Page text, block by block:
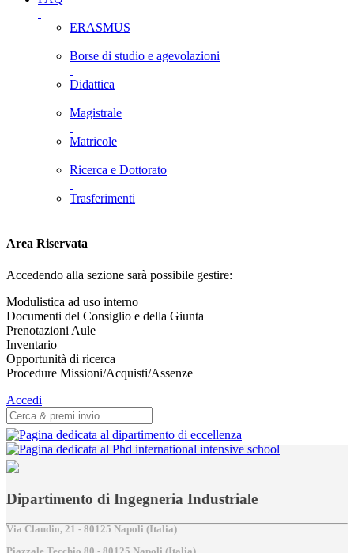
ERASMUS
Borse di studio e agevolazioni
Didattica
Magistrale
Matricole
Ricerca e Dottorato
Trasferimenti
Area Riservata
Accedendo alla sezione sarà possibile gestire:
Modulistica ad uso interno
Documenti del Consiglio e della Giunta
Prenotazioni Aule
Inventario
Opportunità di ricerca
Procedure Missioni/Acquisti/Assenze
Accedi
Dipartimento di Ingegneria Industriale
Via Claudio, 21 - 80125 Napoli (Italia)